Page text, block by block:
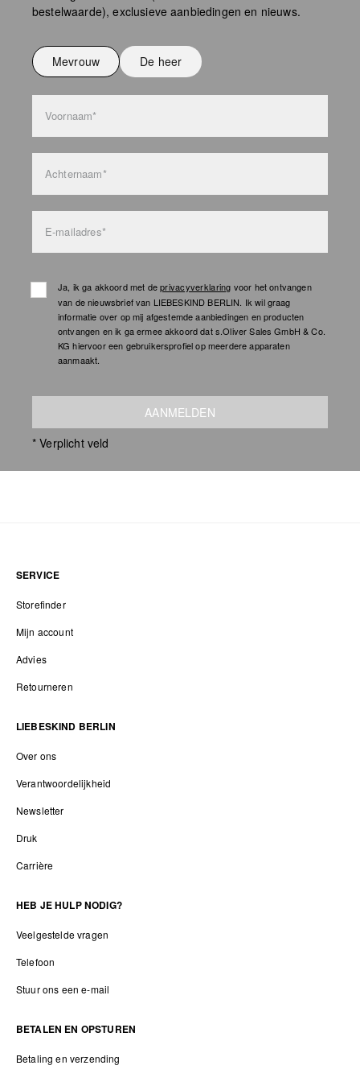
Niet strijken
bestelwaarde), exclusieve aanbiedingen en nieuws.
Mevrouw De heer
Voornaam*
Achternaam*
E-mailadres*
Ja, ik ga akkoord met deprivacyverklaring voor het ontvangen
van de nieuwsbrief van LIEBESKIND BERLIN. Ik wil graag
informatie over op mij afgestemde aanbiedingen en producten
ontvangen en ik ga ermee akkoord dat s.Oliver Sales GmbH & Co.
KG hiervoor een gebruikersprofiel op meerdere apparaten
aanmaakt.
AANMELDEN
* Verplicht veld
SERVICE
Storefinder
Mijn account
Advies
Retourneren
LIEBESKIND BERLIN
Over ons
Verantwoordelijkheid
Newsletter
Druk
Carrière
HEB JE HULP NODIG?
Veelgestelde vragen
Telefoon
Stuur ons een e-mail
BETALEN EN OPSTUREN
Betaling en verzending